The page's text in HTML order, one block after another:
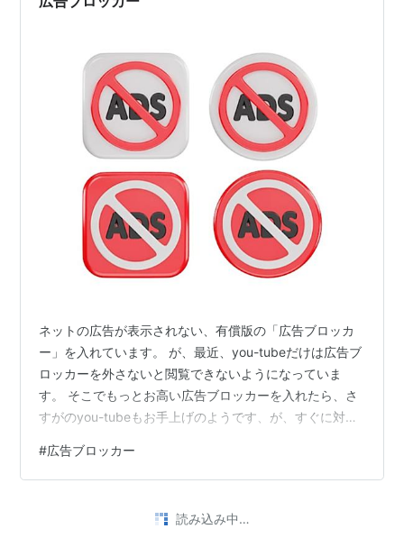
ネットの広告が表示されない、有償版の「広告ブロッカ
ー」を入れています。 が、最近、you-tubeだけは広告ブ
ロッカーを外さないと閲覧できないようになっていま
す。 そこでもっとお高い広告ブロッカーを入れたら、さ
すがのyou-tubeもお手上げのようです、が、すぐに対抗
#広告ブロッカー
読み込み中…